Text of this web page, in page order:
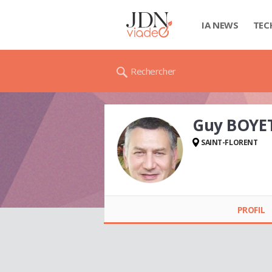
IA NEWS
Rechercher
Guy
SAINT-FLORENT
PROFIL